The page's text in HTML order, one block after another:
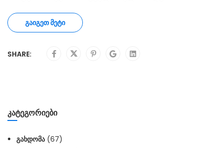
ᲒᲐᲘᲒᲔᲗ ᲛᲔᲢᲘ
SHARE:
ᲙᲐᲢᲔᲒᲝᲠᲘᲔᲑᲘ
ᲒᲐᲮᲓᲝᲛᲐ (67)